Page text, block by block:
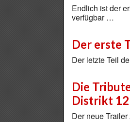
Endlich ist der
verfügbar …
Der erste
Der letzte Teil
Die
Distrikt
Der neue